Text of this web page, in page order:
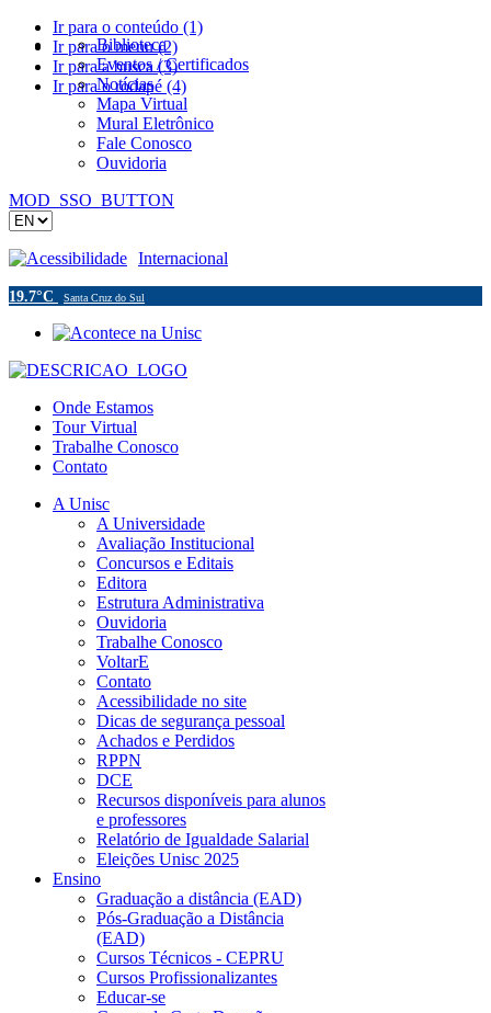
Ir para o conteúdo (1)
Ir para o menu (2)
Ir para a busca (3)
Ir para o rodapé (4)
Biblioteca
Eventos / Certificados
Notícias
Mapa Virtual
Mural Eletrônico
Fale Conosco
Ouvidoria
MOD_SSO_BUTTON
Acessibilidade Internacional
19.7°C Santa Cruz do Sul
Onde Estamos
Tour Virtual
Trabalhe Conosco
Contato
A Unisc
A Universidade
Avaliação Institucional
Concursos e Editais
Editora
Estrutura Administrativa
Ouvidoria
Trabalhe Conosco
VoltarE
Contato
Acessibilidade no site
Dicas de segurança pessoal
Achados e Perdidos
RPPN
DCE
Recursos disponíveis para alunos
e professores
Relatório de Igualdade Salarial
Eleições Unisc 2025
Ensino
Graduação a distância (EAD)
Pós-Graduação a Distância
(EAD)
Cursos Técnicos - CEPRU
Cursos Profissionalizantes
Educar-se